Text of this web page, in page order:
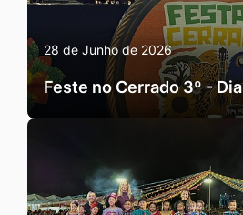
28 de Junho de 2026
Feste no Cerrado 3º - Dia